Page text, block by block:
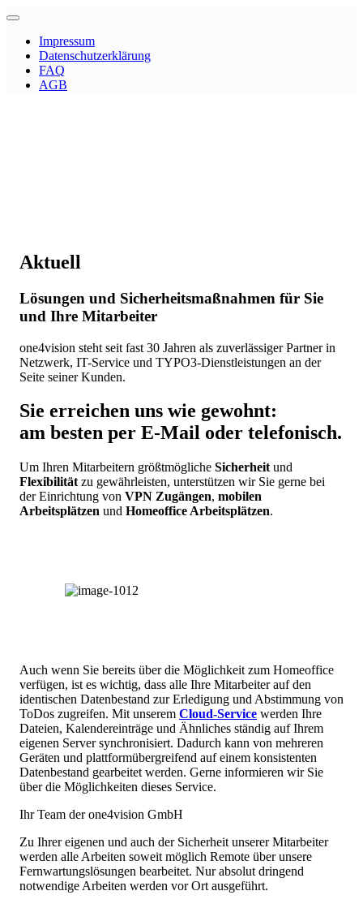
Impressum
Datenschutzerklärung
FAQ
AGB
Aktuell
Lösungen und Sicherheitsmaßnahmen für Sie
und Ihre Mitarbeiter
one4vision steht seit fast 30 Jahren als zuverlässiger Partner in
Netzwerk, IT-Service und TYPO3-Dienstleistungen an der
Seite seiner Kunden.
Sie erreichen uns wie gewohnt:
am besten per E-Mail oder telefonisch.
Um Ihren Mitarbeitern größtmögliche Sicherheit und
Flexibilität zu gewährleisten, unterstützen wir Sie gerne bei
der Einrichtung von VPN Zugängen, mobilen
Arbeitsplätzen und Homeoffice Arbeitsplätzen.
Auch wenn Sie bereits über die Möglichkeit zum Homeoffice
verfügen, ist es wichtig, dass alle Ihre Mitarbeiter auf den
identischen Datenbestand zur Erledigung und Abstimmung von
ToDos zugreifen. Mit unserem Cloud-Service werden Ihre
Dateien, Kalendereinträge und Ähnliches ständig auf Ihrem
eigenen Server synchronisiert. Dadurch kann von mehreren
Geräten und plattformübergreifend auf einem konsistenten
Datenbestand gearbeitet werden. Gerne informieren wir Sie
über die Möglichkeiten dieses Service.
Ihr Team der one4vision GmbH
Zu Ihrer eigenen und auch der Sicherheit unserer Mitarbeiter
werden alle Arbeiten soweit möglich Remote über unsere
Fernwartungslösungen bearbeitet. Nur absolut dringend
notwendige Arbeiten werden vor Ort ausgeführt.